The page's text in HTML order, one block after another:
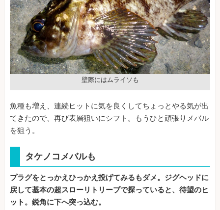
壁際にはムライソも
魚種も増え、連続ヒットに気を良くしてちょっとやる気が出
てきたので、再び表層狙いにシフト。もうひと頑張りメバル
を狙う。
タケノコメバルも
プラグをとっかえひっかえ投げてみるもダメ。ジグヘッドに
戻して基本の超スローリトリーブで探っていると、待望のヒ
ット。鋭角に下へ突っ込む。